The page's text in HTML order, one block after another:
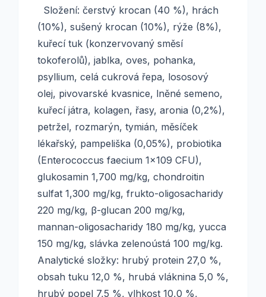
Složení: čerstvý krocan (40 %), hrách
(10%), sušený krocan (10%), rýže (8%),
kuřecí tuk (konzervovaný směsí
tokoferolů), jablka, oves, pohanka,
psyllium, celá cukrová řepa, lososový
olej, pivovarské kvasnice, lněné semeno,
kuřecí játra, kolagen, řasy, aronia (0,2%),
petržel, rozmarýn, tymián, měsíček
lékařský, pampeliška (0,05%), probiotika
(Enterococcus faecium 1x109 CFU),
glukosamin 1,700 mg/kg, chondroitin
sulfat 1,300 mg/kg, frukto-oligosacharidy
220 mg/kg, β-glucan 200 mg/kg,
mannan-oligosacharidy 180 mg/kg, yucca
150 mg/kg, slávka zelenoústá 100 mg/kg.
Analytické složky: hrubý protein 27,0 %,
obsah tuku 12,0 %, hrubá vláknina 5,0 %,
hrubý popel 7,5 %, vlhkost 10,0 %,